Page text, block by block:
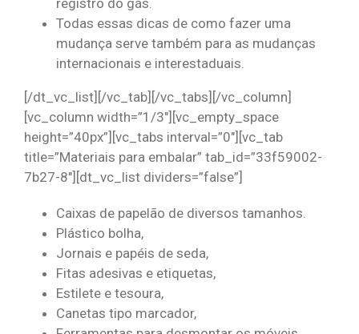
registro do gás.
Todas essas dicas de como fazer uma
mudança serve também para as mudanças
internacionais e interestaduais.
[/dt_vc_list][/vc_tab][/vc_tabs][/vc_column]
[vc_column width=”1/3″][vc_empty_space
height=”40px”][vc_tabs interval=”0″][vc_tab
title=”Materiais para embalar” tab_id=”33f59002-
7b27-8″][dt_vc_list dividers=”false”]
Caixas de papelão de diversos tamanhos.
Plástico bolha,
Jornais e papéis de seda,
Fitas adesivas e etiquetas,
Estilete e tesoura,
Canetas tipo marcador,